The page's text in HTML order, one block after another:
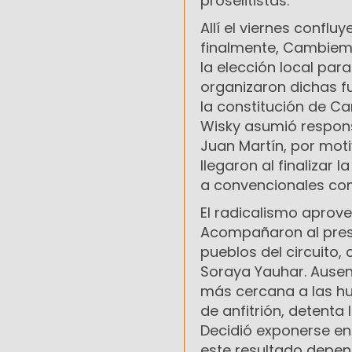
Allí el viernes
finalmente,
la elección local
organizaron dichas
la constitución de
Wisky asumió
Juan Martín, por
llegaron al finalizar
a convencionales
El radicalismo
Acompañaron al
pueblos del circuito,
Soraya Yauhar.
más cercana a las
de anfitrión, detenta
Decidió exponerse